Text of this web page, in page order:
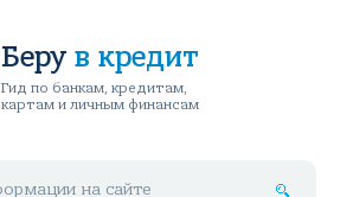
Беру в кредит
Гид по банкам, кредитам,
картам и личным финансам